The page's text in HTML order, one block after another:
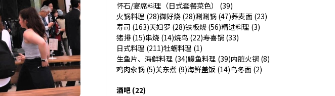
怀石/宴席料理（日式套餐菜色） (39)
火锅料理 (28)御好烧 (28)涮涮锅 (47)荞麦面 (23)
寿司 (163)天妇罗 (28)铁板烧 (56)精进料理 (3)
猪排 (15)串烧 (14)焼鸟 (22)寿喜锅 (33)
日式料理 (211)牡蛎料理 (1)
生鱼片、海鲜料理 (34)鳗鱼料理 (39)内脏火锅 (8)
鸡肉汆锅 (5)关东煮 (9)海鲜盖饭 (14)乌冬面 (2)
酒吧 (22)